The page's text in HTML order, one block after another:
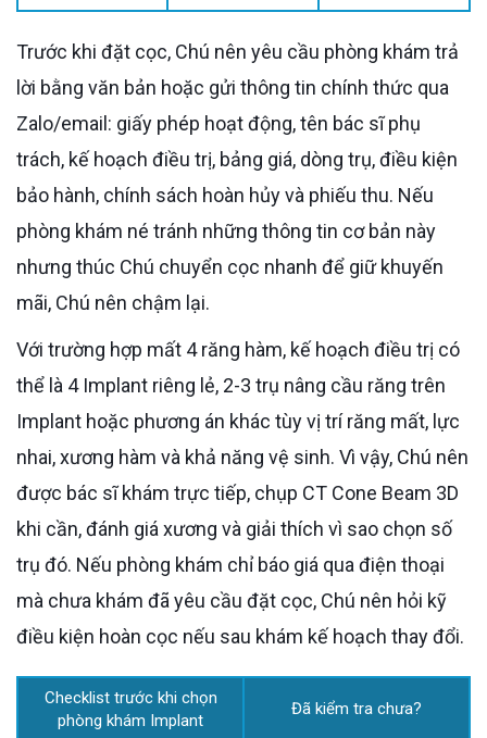
Trước khi đặt cọc, Chú nên yêu cầu phòng khám trả
lời bằng văn bản hoặc gửi thông tin chính thức qua
Zalo/email: giấy phép hoạt động, tên bác sĩ phụ
trách, kế hoạch điều trị, bảng giá, dòng trụ, điều kiện
bảo hành, chính sách hoàn hủy và phiếu thu. Nếu
phòng khám né tránh những thông tin cơ bản này
nhưng thúc Chú chuyển cọc nhanh để giữ khuyến
mãi, Chú nên chậm lại.
Với trường hợp mất 4 răng hàm, kế hoạch điều trị có
thể là 4 Implant riêng lẻ, 2-3 trụ nâng cầu răng trên
Implant hoặc phương án khác tùy vị trí răng mất, lực
nhai, xương hàm và khả năng vệ sinh. Vì vậy, Chú nên
được bác sĩ khám trực tiếp, chụp CT Cone Beam 3D
khi cần, đánh giá xương và giải thích vì sao chọn số
trụ đó. Nếu phòng khám chỉ báo giá qua điện thoại
mà chưa khám đã yêu cầu đặt cọc, Chú nên hỏi kỹ
điều kiện hoàn cọc nếu sau khám kế hoạch thay đổi.
Checklist trước khi chọn
phòng khám Implant
Đã kiểm tra chưa?